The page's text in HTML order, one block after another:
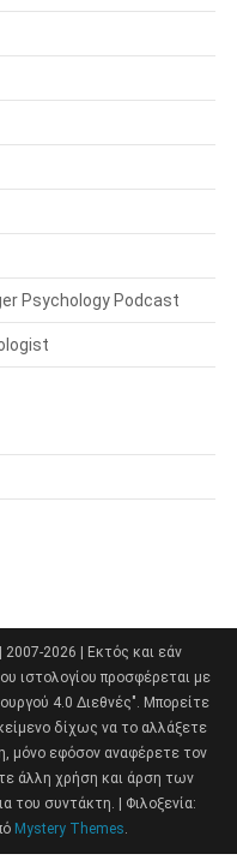
Psychology Podcast
2026 | Εκτός και εάν
ιστολογίου προσφέρεται με
4.0 Διεθνές". Μπορείτε
δίχως να το αλλάξετε
μόνο εφόσον αναφέρετε τον
άλλη χρήση και άρση των
του συντάκτη. | Φιλοξενία:
Mystery Themes.